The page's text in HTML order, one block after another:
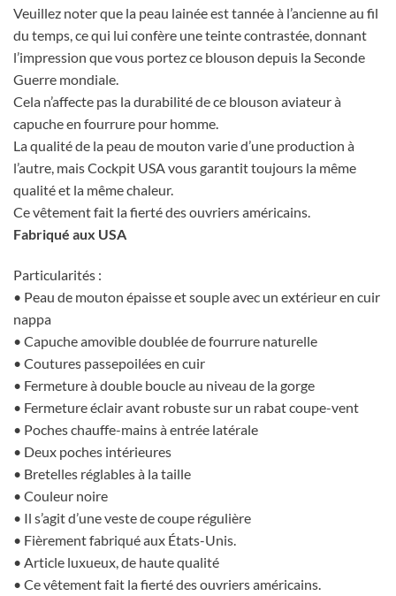
Veuillez noter que la peau lainée est tannée à l’ancienne au fil
du temps, ce qui lui confère une teinte contrastée, donnant
l’impression que vous portez ce blouson depuis la Seconde
Guerre mondiale.
Cela n’affecte pas la durabilité de ce blouson aviateur à
capuche en fourrure pour homme.
La qualité de la peau de mouton varie d’une production à
l’autre, mais Cockpit USA vous garantit toujours la même
qualité et la même chaleur.
Ce vêtement fait la fierté des ouvriers américains.
Fabriqué aux USA
Particularités :
• Peau de mouton épaisse et souple avec un extérieur en cuir
nappa
• Capuche amovible doublée de fourrure naturelle
• Coutures passepoilées en cuir
• Fermeture à double boucle au niveau de la gorge
• Fermeture éclair avant robuste sur un rabat coupe-vent
• Poches chauffe-mains à entrée latérale
• Deux poches intérieures
• Bretelles réglables à la taille
• Couleur noire
• Il s’agit d’une veste de coupe régulière
• Fièrement fabriqué aux États-Unis.
• Article luxueux, de haute qualité
• Ce vêtement fait la fierté des ouvriers américains.